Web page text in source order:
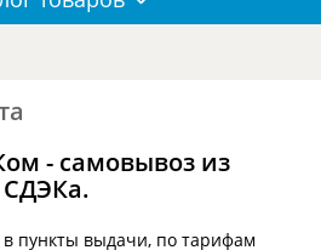
- самовывоз из
пункты выдачи, по тарифам